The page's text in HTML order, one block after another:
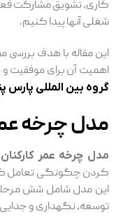
کاری، تشویق مشارکت
شغلی آنها پیدا کنیم.
این مقاله با هدف بررسی
اهمیت آن برای موفقیت و
گروه بین المللی پارس
مدل چرخه
مدل چرخه عمر کارکنان
کردن چگونگی تعامل
این مدل شامل شش
توسعه، نگهداری و